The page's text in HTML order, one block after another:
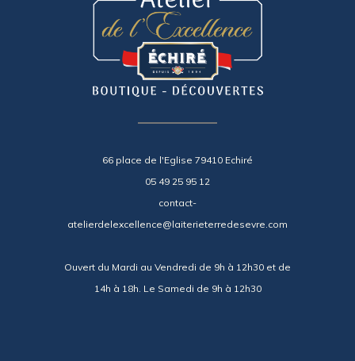
66 place de l'Eglise 79410 Echiré
05 49 25 95 12
contact-
atelierdelexcellence@laiterieterredesevre.com
Ouvert du Mardi au Vendredi de 9h à 12h30 et de
14h à 18h. Le Samedi de 9h à 12h30